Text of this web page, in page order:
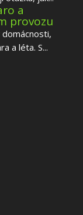
a
provozu
domácnosti,
a léta. S...